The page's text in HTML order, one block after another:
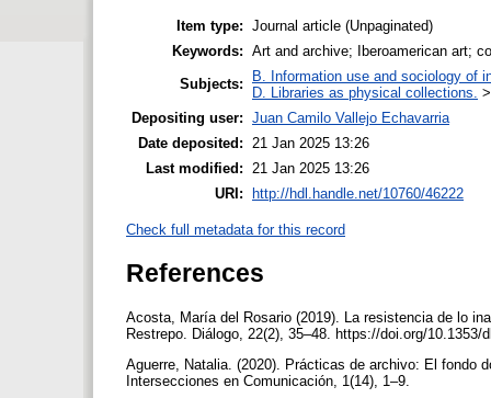
Item type: Journal article (Unpaginated)
Keywords: Art and archive; Iberoamerican art;
Subjects:
B. Information use and sociology of
D. Libraries as physical collections.
Depositing user: Juan Camilo Vallejo Echavarria
Date deposited:
21 Jan 2025 13:26
Last modified:
21 Jan 2025 13:26
URI:
http://hdl.handle.net/10760/46222
Check full metadata for this record
References
Acosta, María del Rosario (2019). La resistencia de lo
Restrepo. Diálogo, 22(2), 35–48. https://doi.org/10.1353/
Aguerre, Natalia. (2020). Prácticas de archivo: El fondo
Intersecciones en Comunicación, 1(14), 1–9.